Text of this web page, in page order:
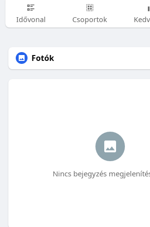
Idővonal Csoportok
Fotók
Nincs bejegyzés